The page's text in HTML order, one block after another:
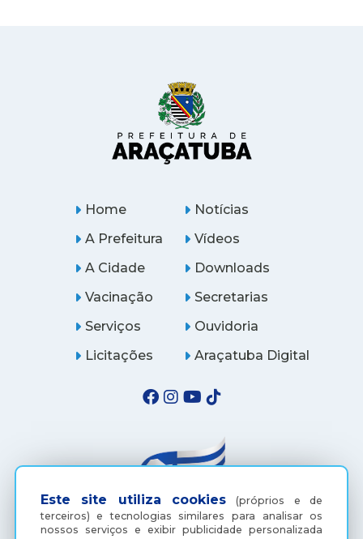
Este site utiliza cookies (próprios e de
terceiros) e tecnologias similares para analisar os
nossos serviços e exibir publicidade personalizada
Home
A Prefeitura
A Cidade
Notícias
Vídeos
Downloads
Vacinação
Serviços
Licitações
Secretarias
Ouvidoria
Araçatuba Digital